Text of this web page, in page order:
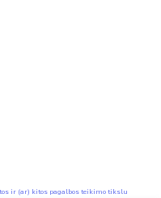
ir (ar) kitos pagalbos teikimo tikslu